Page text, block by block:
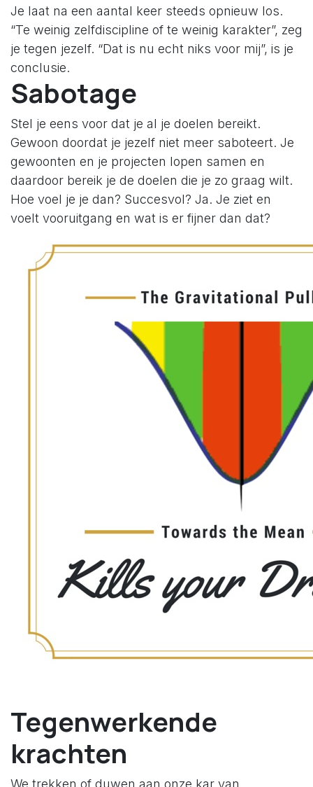
Je laat na een aantal keer steeds opnieuw los.
“Te weinig zelfdiscipline of te weinig karakter”, zeg
je tegen jezelf. “Dat is nu echt niks voor mij”, is je
conclusie.
Sabotage
Stel je eens voor dat je al je doelen bereikt.
Gewoon doordat je jezelf niet meer saboteert. Je
gewoonten en je projecten lopen samen en
daardoor bereik je de doelen die je zo graag wilt.
Hoe voel je je dan? Succesvol? Ja. Je ziet en
voelt vooruitgang en wat is er fijner dan dat?
Tegenwerkende
krachten